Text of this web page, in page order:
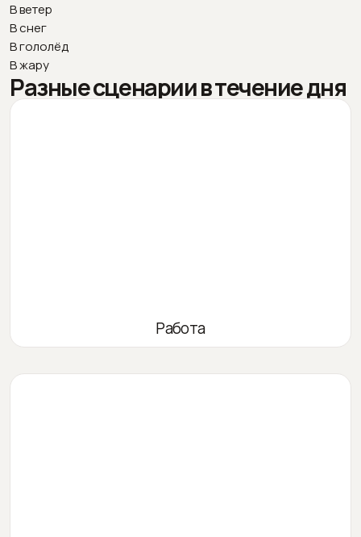
В ветер
В снег
В гололёд
В жару
Разные сценарии в течение дня
Работа